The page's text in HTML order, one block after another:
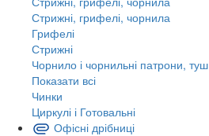
Стрижні, грифелі, чорнила
Грифелі
Стрижні
Чорнило і чорнильні патрони, туш
Показати всі
Чинки
Циркулі і Готовальні
Офісні дрібниці